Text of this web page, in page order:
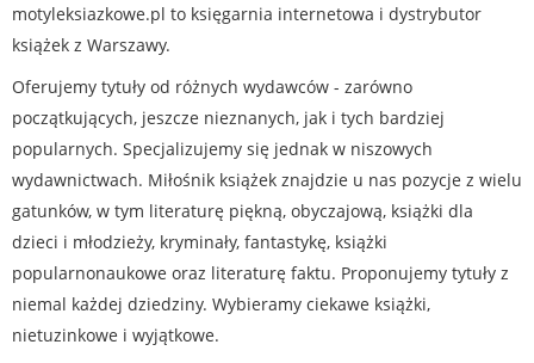
motyleksiazkowe.pl to księgarnia internetowa i dystrybutor
książek z Warszawy.
Oferujemy tytuły od różnych wydawców - zarówno
początkujących, jeszcze nieznanych, jak i tych bardziej
popularnych. Specjalizujemy się jednak w niszowych
wydawnictwach. Miłośnik książek znajdzie u nas pozycje z wielu
gatunków, w tym literaturę piękną, obyczajową, książki dla
dzieci i młodzieży, kryminały, fantastykę, książki
popularnonaukowe oraz literaturę faktu. Proponujemy tytuły z
niemal każdej dziedziny. Wybieramy ciekawe książki,
nietuzinkowe i wyjątkowe.